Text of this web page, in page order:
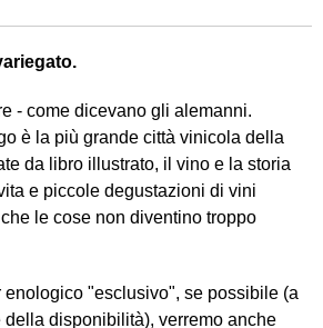
- come dicevano gli alemanni.
è la più grande città vinicola della
da libro illustrato, il vino e la storia
e piccole degustazioni di vini
le cose non diventino troppo
enologico "esclusivo", se possibile (a
disponibilità), verremo anche